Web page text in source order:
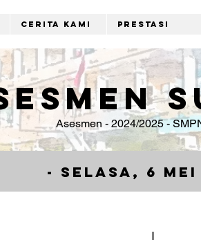
Cerita Kami Prestasi
Asesmen - 2024/2025 -
- Selasa, 6 Mei